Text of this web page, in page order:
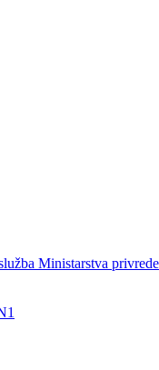
Ministarstva privrede